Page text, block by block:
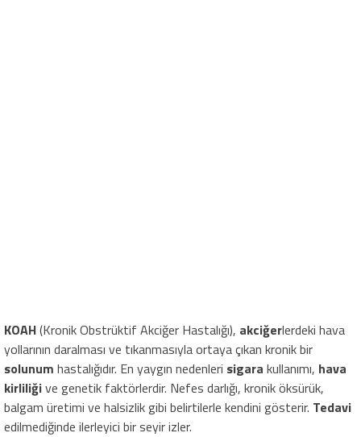
KOAH(Kronik Obstrüktif Akciğer Hastalığı), akciğerlerdeki hava
yollarının daralması ve tıkanmasıyla ortaya çıkan kronik bir
solunum hastalığıdır. En yaygın nedenleri sigara kullanımı, hava
kirliliğive genetik faktörlerdir. Nefes darlığı, kronik öksürük,
balgam üretimi ve halsizlik gibi belirtilerle kendini gösterir. Tedavi
edilmediğinde ilerleyici bir seyir izler.